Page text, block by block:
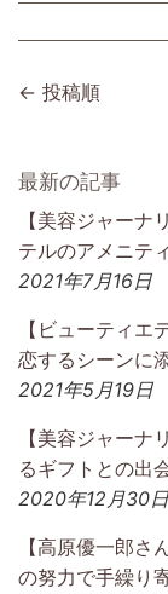
ア
← 投稿順
最新の記事
【美容ジャー
テルのアメニテ
2021年7月16日
【ビューティ
恋するシーンに
2021年5月19日
【美容ジャー
るギフトとの出
2020年12月30日
【高原優一郎
の努力で手繰り